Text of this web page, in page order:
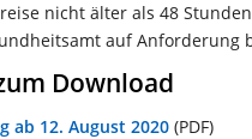
nicht älter als 48
auf Anforderung
Download
ab 12. August 2020 (PDF)